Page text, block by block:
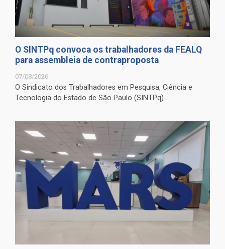
O SINTPq convoca os trabalhadores da FEALQ
para assembleia de contraproposta
07/08/2026
O Sindicato dos Trabalhadores em Pesquisa, Ciência e
Tecnologia do Estado de São Paulo (SINTPq) ...